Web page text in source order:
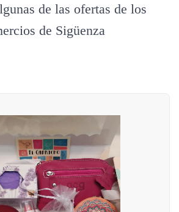
de las ofertas de los
de Sigüenza